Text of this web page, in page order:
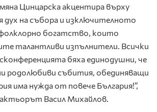
Цинцарска акцентира върху
дух на събора и изключителното
богатство, които
талантливи изпълнители. Всички
бяха единодушни, че
родолюбиви събития, обединяващи
има нужда от повече България!”,
Васил Михайлов.